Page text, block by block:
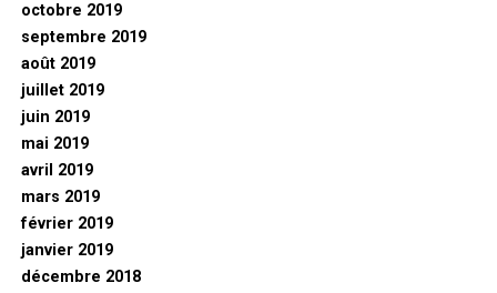
octobre 2019
septembre 2019
août 2019
juillet 2019
juin 2019
mai 2019
avril 2019
mars 2019
février 2019
janvier 2019
décembre 2018